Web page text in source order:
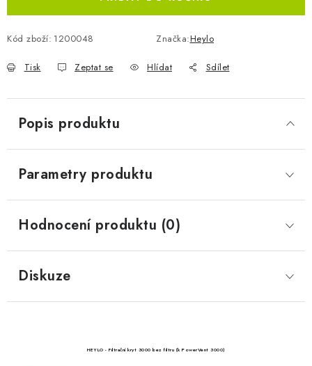
Kód zboží: 1200048 Značka:Heylo
Tisk Zeptat se Hlídat Sdílet
Popis produktu
Parametry produktu
Hodnocení produktu (0)
Diskuze